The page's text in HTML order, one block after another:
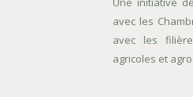
avec les
avec les
agricoles et